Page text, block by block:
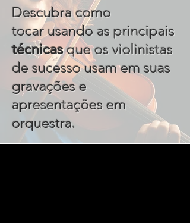
Descubra como
tocar usando as principais
técnicasque os violinistas
de sucesso usam em suas
gravações e
apresentações em
orquestra.